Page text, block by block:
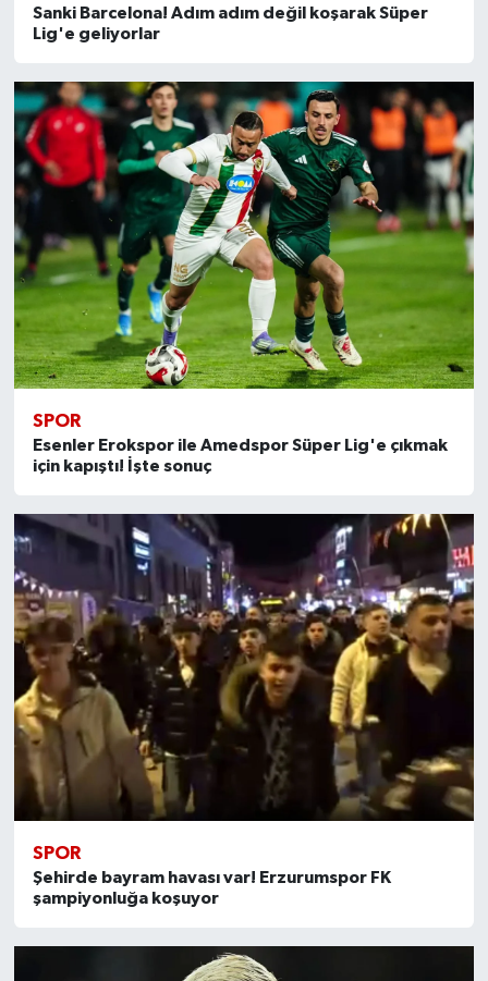
Sanki Barcelona! Adım adım değil koşarak Süper
Lig'e geliyorlar
SPOR
Esenler Erokspor ile Amedspor Süper Lig'e çıkmak
için kapıştı! İşte sonuç
SPOR
Şehirde bayram havası var! Erzurumspor FK
şampiyonluğa koşuyor